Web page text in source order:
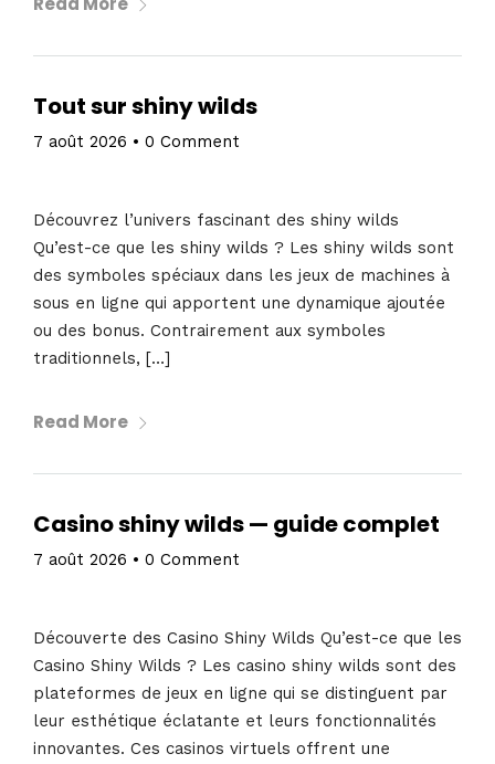
Tout sur shiny wilds
7 août 2026 • 0 Comment
Découvrez l’univers fascinant des shiny wilds
Qu’est-ce que les shiny wilds ? Les shiny wilds sont
des symboles spéciaux dans les jeux de machines à
sous en ligne qui apportent une dynamique ajoutée
ou des bonus. Contrairement aux symboles
traditionnels, […]
Read More
Casino shiny wilds — guide complet
7 août 2026 • 0 Comment
Découverte des Casino Shiny Wilds Qu’est-ce que les
Casino Shiny Wilds ? Les casino shiny wilds sont des
plateformes de jeux en ligne qui se distinguent par
leur esthétique éclatante et leurs fonctionnalités
innovantes. Ces casinos virtuels offrent une